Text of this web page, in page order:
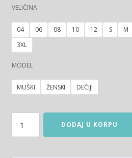
VELIČINA
04 06 08 10 12 S M
3XL
MODEL
MUŠKI ŽENSKI DEČIJI
Majica Alan Ford količinaDODAJ U KORPU